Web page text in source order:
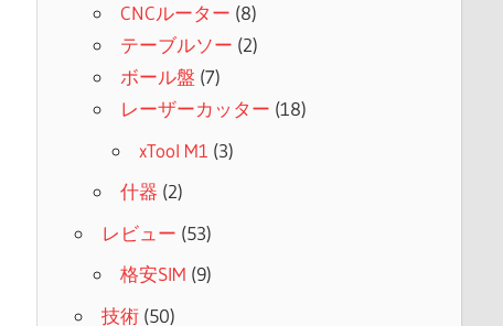
CNCルーター (8)
テーブルソー (2)
ボール盤 (7)
レーザーカッター (18)
xTool M1 (3)
什器 (2)
レビュー (53)
格安SIM (9)
技術(50)